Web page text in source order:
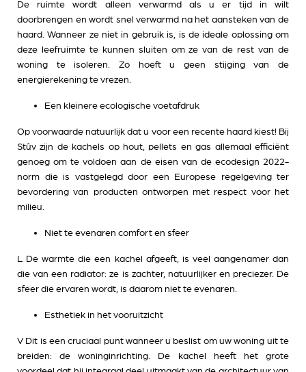
De ruimte wordt alleen verwarmd als u er tijd in wilt
doorbrengen en wordt snel verwarmd na het aansteken van de
haard. Wanneer ze niet in gebruik is, is de ideale oplossing om
deze leefruimte te kunnen sluiten om ze van de rest van de
woning te isoleren. Zo hoeft u geen stijging van de
energierekening te vrezen.
Een kleinere ecologische voetafdruk
Op voorwaarde natuurlijk dat u voor een recente haard kiest! Bij
Stûv zijn de kachels op hout, pellets en gas allemaal efficiënt
genoeg om te voldoen aan de eisen van de ecodesign 2022-
norm die is vastgelegd door een Europese regelgeving ter
bevordering van producten ontworpen met respect voor het
milieu.
Niet te evenaren comfort en sfeer
L De warmte die een kachel afgeeft, is veel aangenamer dan
die van een radiator: ze is zachter, natuurlijker en preciezer. De
sfeer die ervaren wordt, is daarom niet te evenaren.
Esthetiek in het vooruitzicht
V Dit is een cruciaal punt wanneer u beslist om uw woning uit te
breiden: de woninginrichting. De kachel heeft het grote